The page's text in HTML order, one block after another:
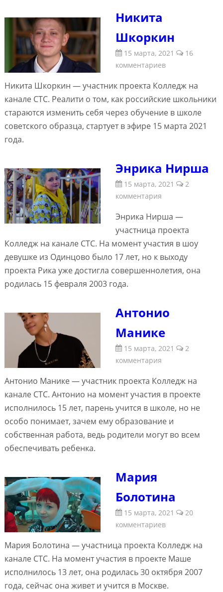
Никита
Шкоркин
15 марта, 2021
16
комментариев
Никита Шкоркин — участник проекта Колледж на
канале СТС. Реалити о том, как российские школьники
стараются изменить себя через обучение в школе
советского образца, стартует в эфире 15 марта 2021
года.
Энрика Нирша
15 марта, 2021
2
комментария
Энрика Нирша —
участница проекта
Колледж на канале СТС. На момент участия в шоу
девушке из Одинцово было 17 лет, но к выходу
проекта Рика уже достигла совершеннолетия, она
родилась 15 февраля 2003 года.
Антонио
Манике
15 марта, 2021
2
комментария
Антонио Манике — участник проекта Колледж на
канале СТС. Антонио на момент участия в проекте
исполнилось 15 лет, парень учится в школе, но не
особо понимает, зачем ему образование и
собственная работа, ведь родители могут во всем
обеспечивать ребенка.
Мария
Болотина
15 марта, 2021
20
комментариев
Мария Болотина — участница проекта Колледж на
канале СТС. На момент участия в проекте Маше
исполнилось 13 лет, она родилась 30 октября 2007
года, сейчас она живет и учится в Москве.